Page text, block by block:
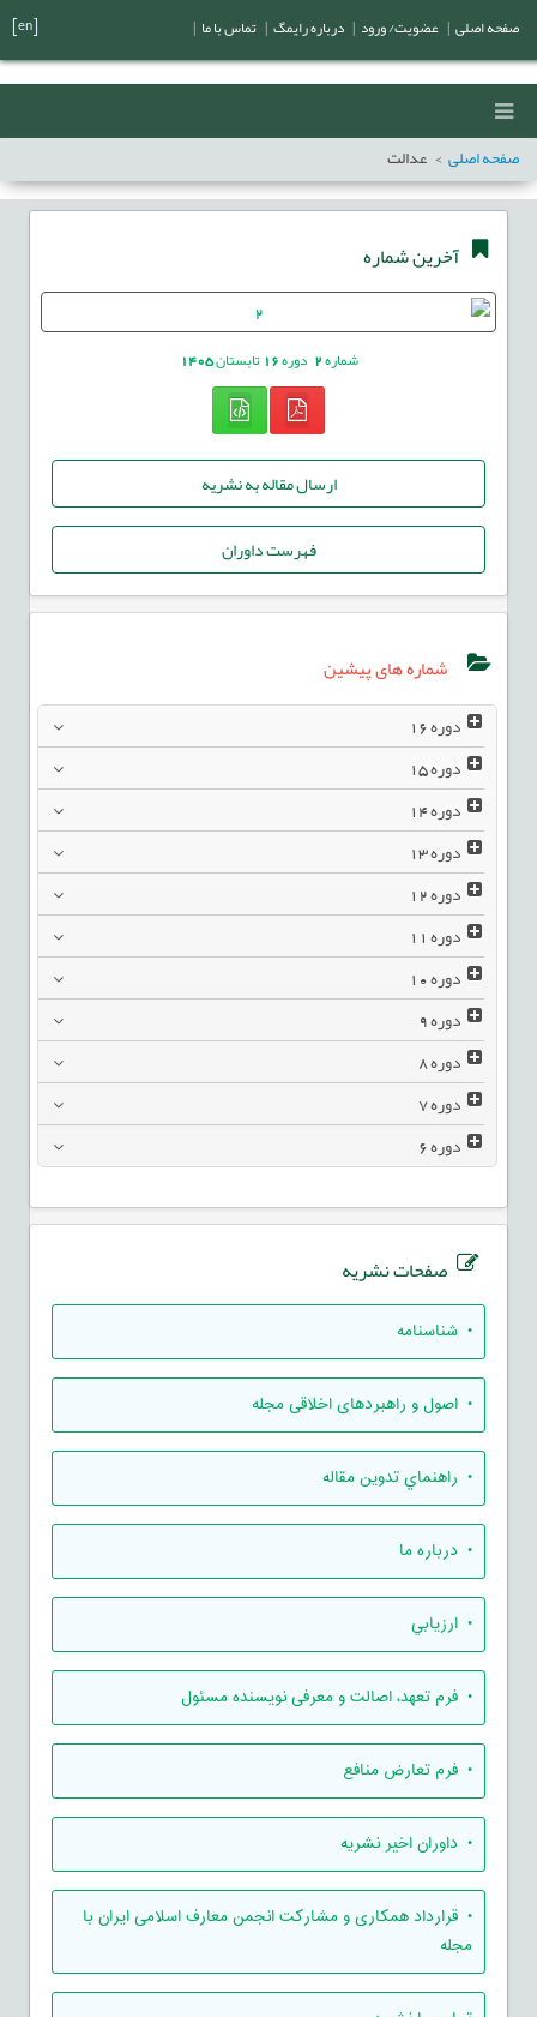
صفحه اصلی عدالت
آخرین شماره
شماره2 دوره16تابستان1405
ارسال مقاله به نشریه
فهرست داوران
شماره های پیشین
دوره16
دوره15
دوره14
دوره13
دوره12
دوره11
دوره10
دوره9
دوره8
دوره7
دوره6
صفحات نشریه
• شناسنامه
• اصول و راهبردهای اخلاقی مجله
• راهنماي تدوين مقاله
• درباره ما
• ارزيابي
• فرم تعهد، اصالت و معرفی نویسنده مسئول
• فرم تعارض منافع
• داوران اخیر نشریه
• قرارداد همکاری و مشارکت انجمن معارف اسلامی ایران با
مجله
صفحه اصلی عضویت/ ورود درباره رایمگ تماس با ما